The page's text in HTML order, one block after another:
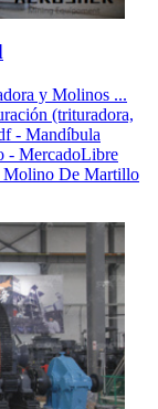
y Molinos ...
(trituradora,
- Mandíbula
- MercadoLibre
Molino De Martillo